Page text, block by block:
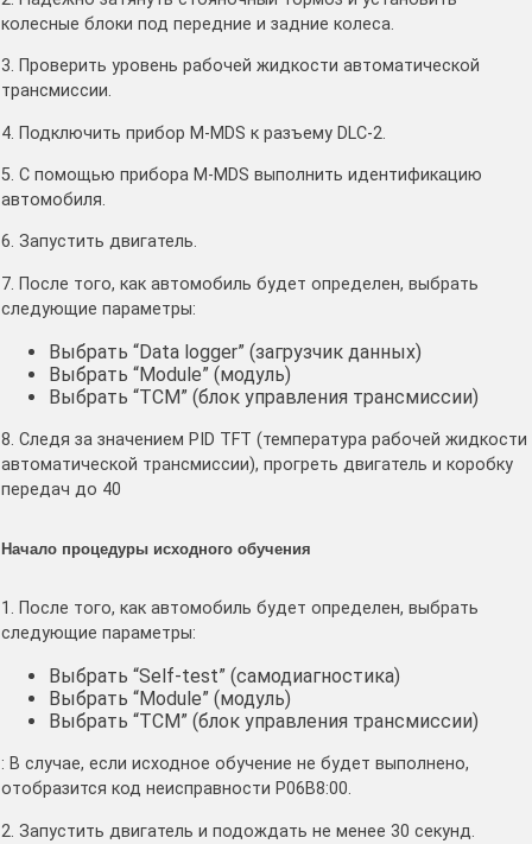
колесные блоки под передние и задние колеса.
3. Проверить уровень рабочей жидкости автоматической
трансмиссии.
4. Подключить прибор M-MDS к разъему DLC-2.
5. С помощью прибора M-MDS выполнить идентификацию
автомобиля.
6. Запустить двигатель.
7. После того, как автомобиль будет определен, выбрать
следующие параметры:
Выбрать “Data logger” (загрузчик данных)
Выбрать “Module” (модуль)
Выбрать “TCM” (блок управления трансмиссии)
8. Следя за значением PID TFT (температура рабочей жидкости
автоматической трансмиссии), прогреть двигатель и коробку
передач до 40
Начало процедуры исходного обучения
1. После того, как автомобиль будет определен, выбрать
следующие параметры:
Выбрать “Self-test” (самодиагностика)
Выбрать “Module” (модуль)
Выбрать “TCM” (блок управления трансмиссии)
: В случае, если исходное обучение не будет выполнено,
отобразится код неисправности P06B8:00.
2. Запустить двигатель и подождать не менее 30 секунд.